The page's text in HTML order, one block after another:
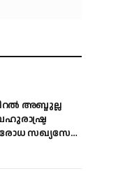
അബ്ദുല്ല
സഖ്യസേന